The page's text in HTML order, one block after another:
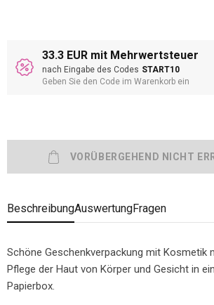
33.3 EUR mit Mehrwertsteuer
nach Eingabe des Codes START10
Geben Sie den Code im Warenkorb ein
BeschreibungAuswertungFragen
Schöne Geschenkverpackung mit Kosmetik
Pflege der Haut von Körper und Gesicht in
Papierbox.